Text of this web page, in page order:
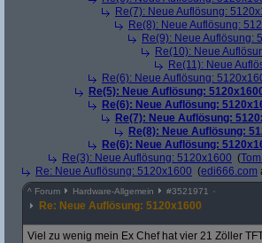
Re(7): Neue Auflösung:
Re(8): Neue Auflösung:
Re(9): Neue Auflösung:
Re(10): Neue
Re(11): Neue
Re(6): Neue Auflösung:
Re(5): Neue Auflösung:
Re(6): Neue Auflösung:
Re(7): Neue Auflösung:
Re(8): Neue Auflösung:
Re(6): Neue Auflösung:
Re(3): Neue Auflösung: 5120x1600 (
Re: Neue Auflösung: 5120x1600 (edi666.com
^ Forum Hardware-Allgemein #3521971
Re: Neue Auflösung: 5120x1600
Viel zu wenig mein Ex Chef hat vier 21 Zöller